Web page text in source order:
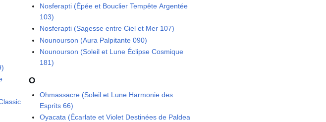
Nosferapti (Épée et Bouclier Tempête Argentée
103)
Nosferapti (Sagesse entre Ciel et Mer 107)
Nounourson (Aura Palpitante 090)
Nounourson (Soleil et Lune Éclipse Cosmique
181)
O
Ohmassacre (Soleil et Lune Harmonie des
Esprits 66)
Oyacata (Écarlate et Violet Destinées de Paldea